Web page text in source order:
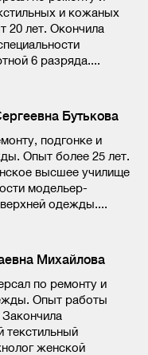
и кожаных
20 лет. Окончила
6 разряда....
Бутькова
подгонке и
Опыт более 25 лет.
высшее училище
модельер-
одежды....
Михайлова
по ремонту и
Опыт работы
текстильный
женской